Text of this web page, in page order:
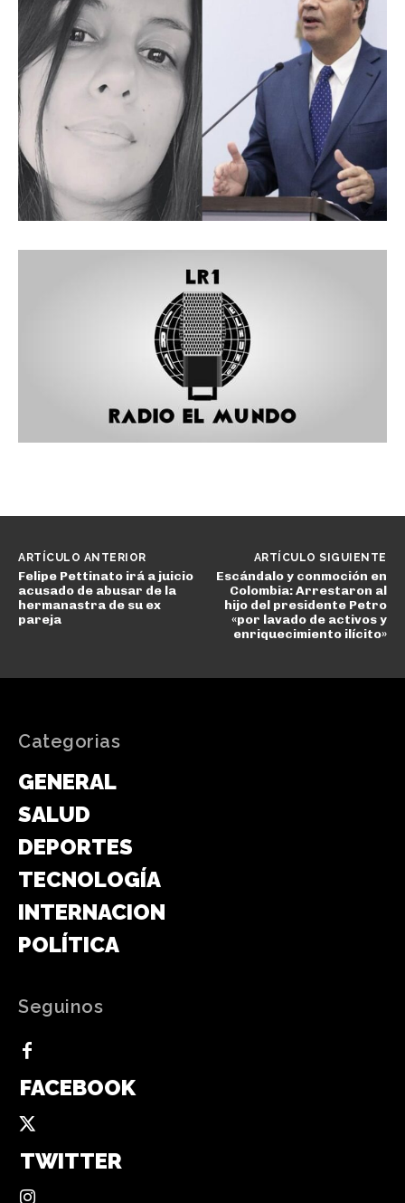
ARTÍCULO ANTERIOR
Felipe Pettinato irá a juicio
acusado de abusar de la
hermanastra de su ex
pareja
ARTÍCULO SIGUIENTE
Escándalo y conmoción en
Colombia: Arrestaron al
hijo del presidente Petro
«por lavado de activos y
enriquecimiento ilícito»
Categorias
GENERAL
SALUD
DEPORTES
TECNOLOGÍA
INTERNACIONAL
POLÍTICA
Seguinos
FACEBOOK
TWITTER